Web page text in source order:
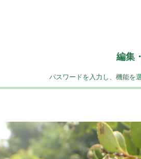
編集
パスワードを入力し、機能を